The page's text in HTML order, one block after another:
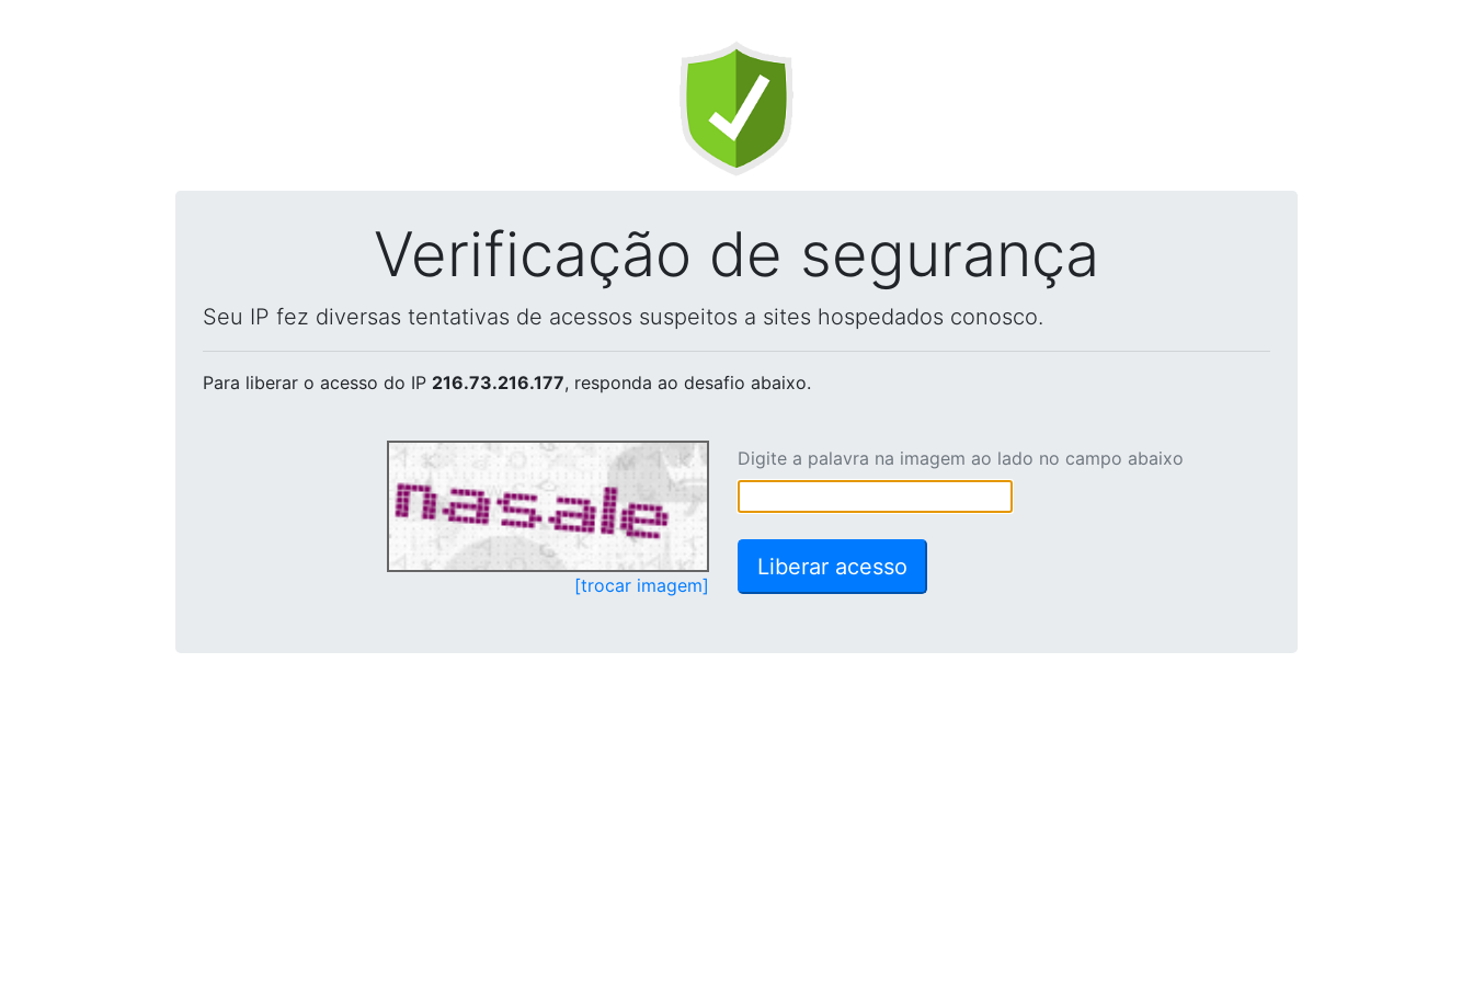
Verificação de segurança
Seu IP fez diversas tentativas de acessos suspeitos a sites hospedados conosco.
Para liberar o acesso do IP 216.73.216.177, responda ao desafio abaixo.
[trocar imagem]
Digite a palavra na imagem ao lado no campo abaixo